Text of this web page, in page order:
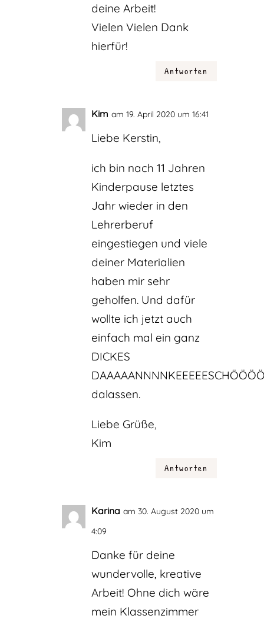
deine Arbeit!
Vielen Vielen Dank
hierfür!
Antworten
Kim am 19. April 2020 um 16:41
Liebe Kerstin,
ich bin nach 11 Jahren
Kinderpause letztes
Jahr wieder in den
Lehrerberuf
eingestiegen und viele
deiner Materialien
haben mir sehr
geholfen. Und dafür
wollte ich jetzt auch
einfach mal ein ganz
DICKES
dalassen.
Liebe Grüße,
Kim
Antworten
Karina am 30. August 2020 um
4:09
Danke für deine
wundervolle, kreative
Arbeit! Ohne dich wäre
mein Klassenzimmer